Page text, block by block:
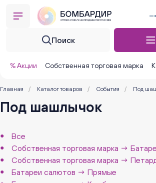
Поиск
% Акции Собственная торговая марка
Главная / Каталог товаров / События / Под
Под шашлычок
Все
Собственная торговая марка →
Собственная торговая марка →
Батареи салютов → Прямые